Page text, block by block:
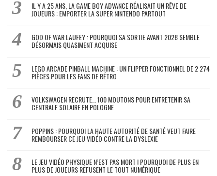
IL Y A 25 ANS, LA GAME BOY ADVANCE RÉALISAIT UN RÊVE DE
JOUEURS : EMPORTER LA SUPER NINTENDO PARTOUT
GOD OF WAR LAUFEY : POURQUOI SA SORTIE AVANT 2028 SEMBLE
DÉSORMAIS QUASIMENT ACQUISE
LEGO ARCADE PINBALL MACHINE : UN FLIPPER FONCTIONNEL DE 2 274
PIÈCES POUR LES FANS DE RÉTRO
VOLKSWAGEN RECRUTE… 100 MOUTONS POUR ENTRETENIR SA
CENTRALE SOLAIRE EN POLOGNE
POPPINS : POURQUOI LA HAUTE AUTORITÉ DE SANTÉ VEUT FAIRE
REMBOURSER CE JEU VIDÉO CONTRE LA DYSLEXIE
LE JEU VIDÉO PHYSIQUE N’EST PAS MORT ! POURQUOI DE PLUS EN
PLUS DE JOUEURS REFUSENT LE TOUT NUMÉRIQUE